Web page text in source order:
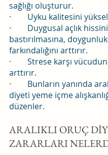
sağlığı oluşturur.
·        Uyku kalitesini
·        Duygusal açlık
bastırılmasına,
farkındalığını arttırır.
·        Strese karşı
arttırır.
·        Bunların yanında
diyeti yeme içme
düzenler.
ARALIKLI ORUÇ
ZARARLARI